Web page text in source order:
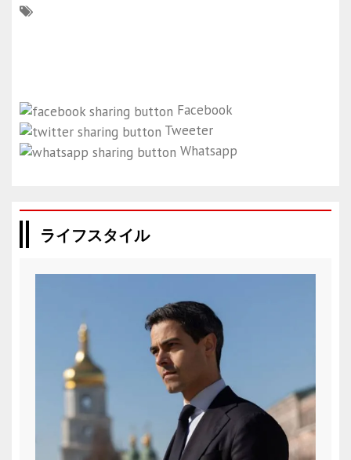
Facebook
Tweeter
Whatsapp
ライフスタイル